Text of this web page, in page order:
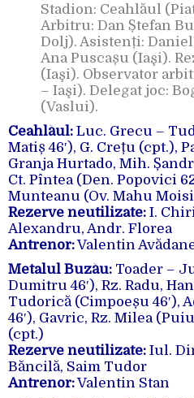
Stadion: Ceahlăul
Arbitru: Dan Ștefan
Dolj). Asistenți:
Ana Puscașu (Iaşi).
(Iaşi). Observator
– Iaşi). Delegat joc:
(Vaslui).
Ceahlăul: Luc. Grecu –
Matiș 46′), G. Crețu (cpt.),
Granja Hurtado, Mih.
Ct. Pîntea (Den. Popovici
Munteanu (Ov. Mahu
Rezerve neutilizate: I.
Alexandru, Andr. Florea
Antrenor:Valentin
Metalul Buzău: Toader –
Dumitru 46′), Rz. Radu,
Tudorică (Cimpoeșu 46′),
46′), Gavric, Rz. Milea
(cpt.)
Rezerve neutilizate: Iul.
Băncilă, Saim Tudor
Antrenor:Valentin Stan